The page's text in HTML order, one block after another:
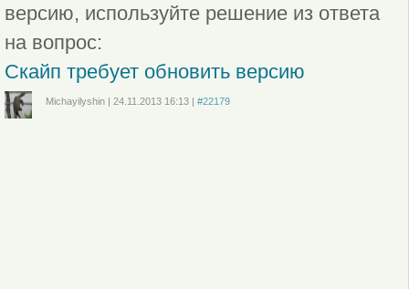
версию, используйте решение из ответа
на вопрос:
Скайп требует обновить версию
Michayilyshin| 24.11.2013 16:13| #22179